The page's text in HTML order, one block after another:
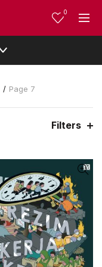
0
Page 7
Filters